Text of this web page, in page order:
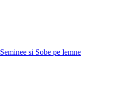
Seminee si Sobe pe lemne